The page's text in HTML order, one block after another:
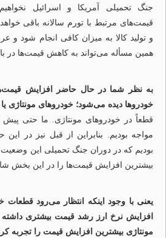
جنگ تحمیلی آمریکا و اسرائیل
قیمت‌های مرتبط با تورم سالانه باقی خواهد
و تولید کالا به میزان کافی انجام شود و
همین مسأله می‌تواند به کاهش قیمت‌ها در
به نظر شما در حال حاضر افزایش
خودروها دیده می‌شود؛ خودروهای مونتاژی یا
قطعاً در خودروهای مونتاژی. ما حتی پیش
مواجه بودیم. بنابراین از قبل نیز در این
بودیم که در دوران جنگ تحمیلی این وضعیت
بیشترین افزایش قیمت‌ها را در این بخش
یعنی با وجود اینکه انتظار می‌رود قطعات
افزایش نرخ ارز رشد قیمت بیشتری داشته
مونتاژی بیشترین افزایش قیمت را تجربه